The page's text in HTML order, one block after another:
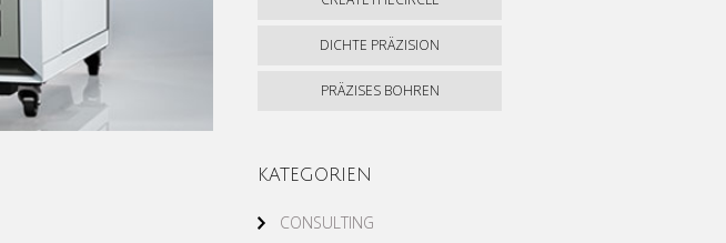
DICHTE PRÄZISION
PRÄZISES BOHREN
KATEGORIEN
CONSULTING